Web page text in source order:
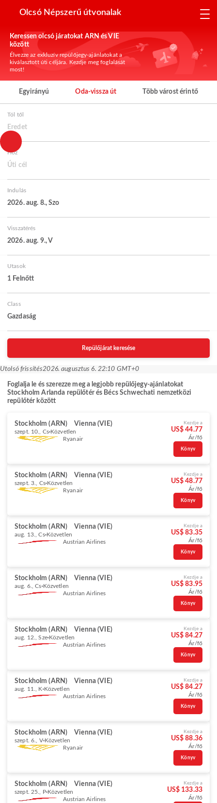
Olcsó Népszerű útvonalak
Keressen olcsó járatokat ARN és VIE
között
Élvezze az exkluzív repülőjegy-ajánlatokat a
kiválasztott úti céljára. Kezdje meg foglalását
most!
Egyirányú Oda-vissza út Több várost érintő
Tól től
Eredet
Hoz
Úti cél
Indulás
2026. aug. 8., Szo
Visszatérés
2026. aug. 9., V
Utasok
1 Felnőtt
Class
Gazdaság
Repülőjárat keresése
Utolsó frissítés2026. augusztus 6. 22:10 GMT+0
Foglalja le és szerezze meg a legjobb repülőjegy-ajánlatokat
Stockholm Arlanda repülőtér és Bécs Schwechati nemzetközi
repülőtér között
Stockholm (ARN) Vienna (VIE)
szept. 10., Cs Közvetlen
Ryanair
Kezdje a
US$ 44.77
Ár/fő
Könyv
Stockholm (ARN) Vienna (VIE)
szept. 3., Cs Közvetlen
Ryanair
Kezdje a
US$ 48.77
Ár/fő
Könyv
Stockholm (ARN) Vienna (VIE)
aug. 13., Cs Közvetlen
Austrian Airlines
Kezdje a
US$ 83.35
Ár/fő
Könyv
Stockholm (ARN) Vienna (VIE)
aug. 6., Cs Közvetlen
Austrian Airlines
Kezdje a
US$ 83.95
Ár/fő
Könyv
Stockholm (ARN) Vienna (VIE)
aug. 12., Sze Közvetlen
Austrian Airlines
Kezdje a
US$ 84.27
Ár/fő
Könyv
Stockholm (ARN) Vienna (VIE)
aug. 11., K Közvetlen
Austrian Airlines
Kezdje a
US$ 84.27
Ár/fő
Könyv
Stockholm (ARN) Vienna (VIE)
szept. 6., V Közvetlen
Ryanair
Kezdje a
US$ 88.36
Ár/fő
Könyv
Stockholm (ARN) Vienna (VIE)
szept. 25., P Közvetlen
Austrian Airlines
Kezdje a
US$ 133.33
Ár/fő